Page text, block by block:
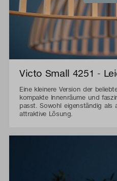
Victo Small 4251 -
Eine kleinere Version der
kompakte Innenräume und
passt. Sowohl eigenständig als
attraktive Lösung.